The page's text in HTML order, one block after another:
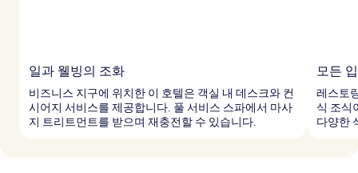
일과 웰빙의 조화
비즈니스 지구에 위치한 이 호텔은 객실 내 데스크와 컨
시어지 서비스를 제공합니다. 풀 서비스 스파에서 마사
지 트리트먼트를 받으며 재충전할 수 있습니다.
모든
레스토
식 조식
다양한